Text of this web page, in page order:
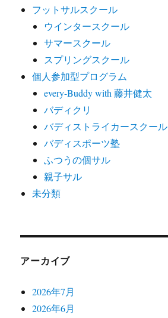
フットサルスクール
ウインタースクール
サマースクール
スプリングスクール
個人参加型プログラム
every-Buddy with 藤井健太
バディクリ
バディストライカースクール
バディスポーツ塾
ふつうの個サル
親子サル
未分類
アーカイブ
2026年7月
2026年6月